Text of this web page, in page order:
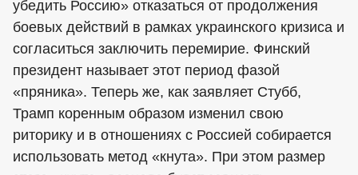
убедить Россию» отказаться от продолжения
боевых действий в рамках украинского кризиса и
согласиться заключить перемирие. Финский
президент называет этот период фазой
«пряника». Теперь же, как заявляет Стубб,
Трамп коренным образом изменил свою
риторику и в отношениях с Россией собирается
использовать метод «кнута». При этом размер